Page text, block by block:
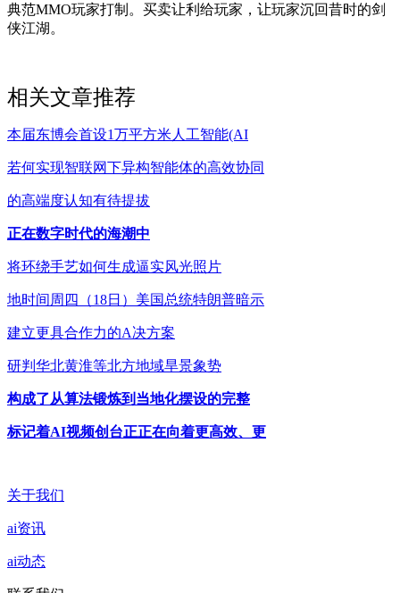
典范MMO玩家打制。买卖让利给玩家，让玩家沉回昔时的剑
侠江湖。
相关文章推荐
本届东博会首设1万平方米人工智能(AI
若何实现智联网下异构智能体的高效协同
的高端度认知有待提拔
正在数字时代的海潮中
将环绕手艺如何生成逼实风光照片
地时间周四（18日）美国总统特朗普暗示
建立更具合作力的A决方案
研判华北黄淮等北方地域旱景象势
构成了从算法锻炼到当地化摆设的完整
标记着AI视频创台正正在向着更高效、更
关于我们
ai资讯
ai动态